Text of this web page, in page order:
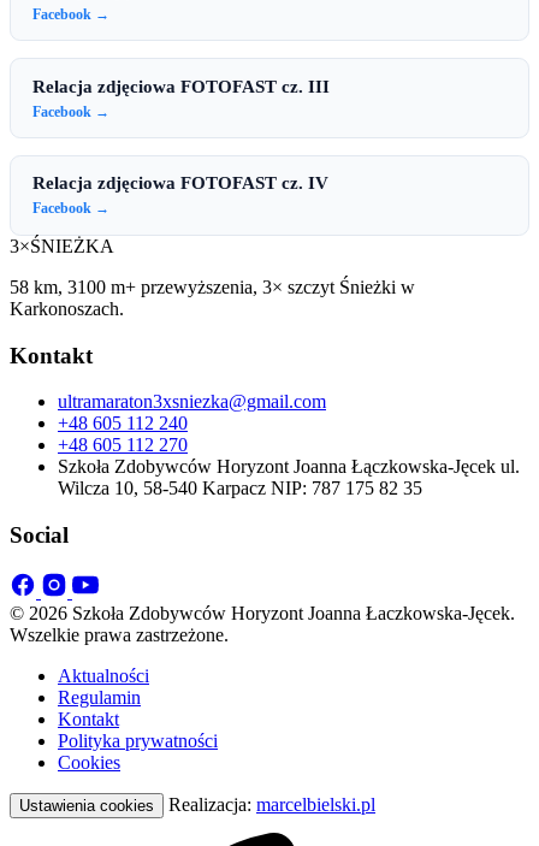
Facebook →
Relacja zdjęciowa FOTOFAST cz. III
Facebook →
Relacja zdjęciowa FOTOFAST cz. IV
Facebook →
3×ŚNIEŻKA
58 km, 3100 m+ przewyższenia, 3× szczyt Śnieżki w
Karkonoszach.
Kontakt
ultramaraton3xsniezka@gmail.com
+48 605 112 240
+48 605 112 270
Szkoła Zdobywców Horyzont Joanna Łączkowska-Jęcek ul.
Wilcza 10, 58-540 Karpacz NIP: 787 175 82 35
Social
© 2026 Szkoła Zdobywców Horyzont Joanna Łaczkowska-Jęcek.
Wszelkie prawa zastrzeżone.
Aktualności
Regulamin
Kontakt
Polityka prywatności
Cookies
Ustawienia cookies Realizacja: marcelbielski.pl